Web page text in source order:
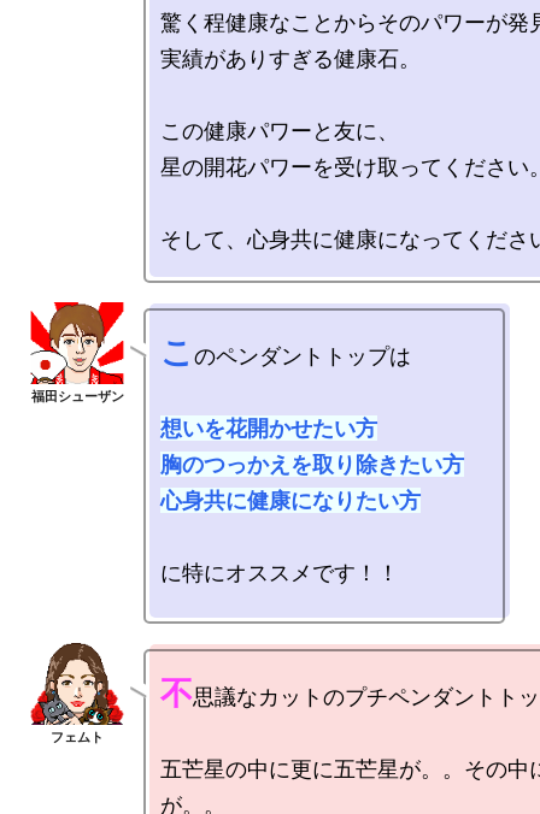
驚く程健康なことからそのパワーが発
実績がありすぎる健康石。
この健康パワーと友に、
星の開花パワーを受け取ってください
こ のペンダントトップは
想いを花開かせたい方
胸のつっかえを取り除きたい方
心身共に健康になりたい方
に特にオススメです！！
不思議なカットのプチペンダントト
五芒星の中に更に五芒星が。。その中
が。。